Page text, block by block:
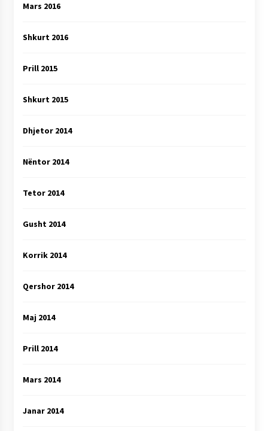
Mars 2016
Shkurt 2016
Prill 2015
Shkurt 2015
Dhjetor 2014
Nëntor 2014
Tetor 2014
Gusht 2014
Korrik 2014
Qershor 2014
Maj 2014
Prill 2014
Mars 2014
Janar 2014